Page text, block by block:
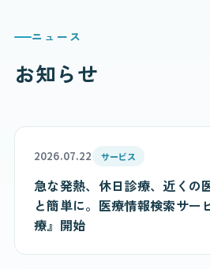
ニュース
お知らせ
2026.07.22 サービス
急な発熱、休日診療、近くの
と簡単に。医療情報検索サー
療』開始